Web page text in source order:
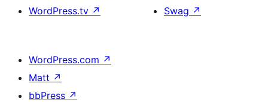
WordPress.tv ↗
Swag ↗
WordPress.com ↗
Matt ↗
bbPress ↗